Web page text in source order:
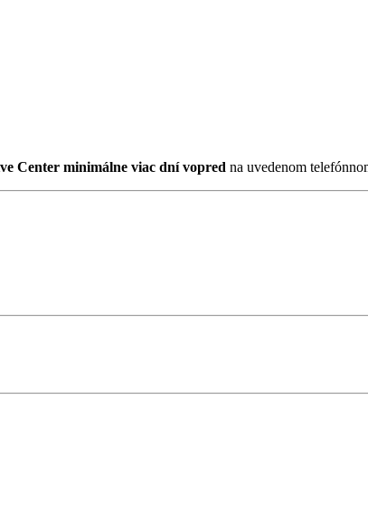
Center minimálne viac dní vopred na uvedenom